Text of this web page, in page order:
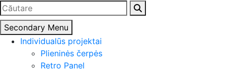
Ieškoti:
Secondary Menu
Individualūs projektai
Plieninės čerpės
Retro Panel